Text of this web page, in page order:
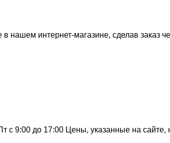
нашем интернет-магазине, сделав заказ
с 9:00 до 17:00 Цены, указанные на сайте,